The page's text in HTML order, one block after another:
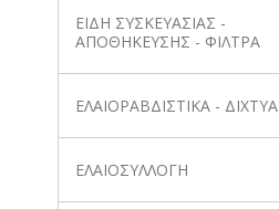
ΕΙΔΗ ΣΥΣΚΕΥΑΣΙΑΣ -
ΑΠΟΘΗΚΕΥΣΗΣ - ΦΙΛΤΡΑ
ΕΛΑΙΟΡΑΒΔΙΣΤΙΚΑ - ΔΙΧΤΥΑ
ΕΛΑΙΟΣΥΛΛΟΓΗ